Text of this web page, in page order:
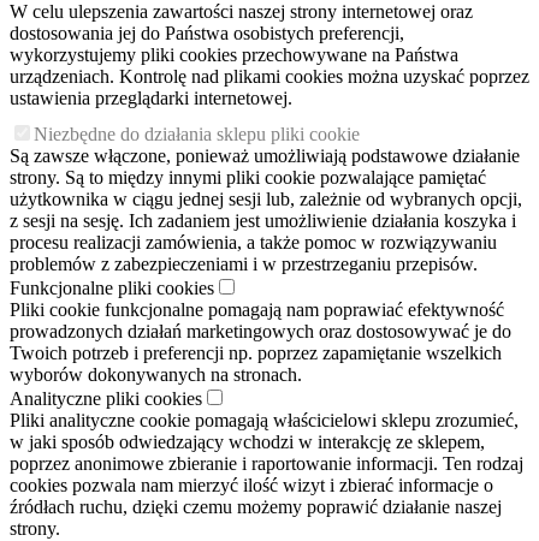
W celu ulepszenia zawartości naszej strony internetowej oraz
dostosowania jej do Państwa osobistych preferencji,
wykorzystujemy pliki cookies przechowywane na Państwa
urządzeniach. Kontrolę nad plikami cookies można uzyskać poprzez
ustawienia przeglądarki internetowej.
Niezbędne do działania sklepu pliki cookie
Są zawsze włączone, ponieważ umożliwiają podstawowe działanie
strony. Są to między innymi pliki cookie pozwalające pamiętać
użytkownika w ciągu jednej sesji lub, zależnie od wybranych opcji,
z sesji na sesję. Ich zadaniem jest umożliwienie działania koszyka i
procesu realizacji zamówienia, a także pomoc w rozwiązywaniu
problemów z zabezpieczeniami i w przestrzeganiu przepisów.
Funkcjonalne pliki cookies
Pliki cookie funkcjonalne pomagają nam poprawiać efektywność
prowadzonych działań marketingowych oraz dostosowywać je do
Twoich potrzeb i preferencji np. poprzez zapamiętanie wszelkich
wyborów dokonywanych na stronach.
Analityczne pliki cookies
Pliki analityczne cookie pomagają właścicielowi sklepu zrozumieć,
w jaki sposób odwiedzający wchodzi w interakcję ze sklepem,
poprzez anonimowe zbieranie i raportowanie informacji. Ten rodzaj
cookies pozwala nam mierzyć ilość wizyt i zbierać informacje o
źródłach ruchu, dzięki czemu możemy poprawić działanie naszej
strony.